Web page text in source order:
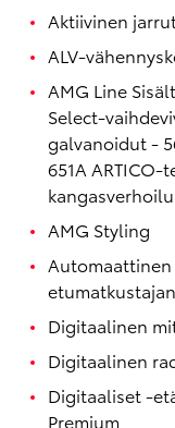
Aktiivinen
ALV-
AMG Line
Select-
galvanoidut -
651A
kangasverhoilu
AMG Styling
Digitaalinen
Digitaalinen
Digitaaliset -
Premium